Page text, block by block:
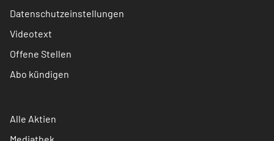
Datenschutzeinstellungen
Videotext
Offene Stellen
Abo kündigen
Alle Aktien